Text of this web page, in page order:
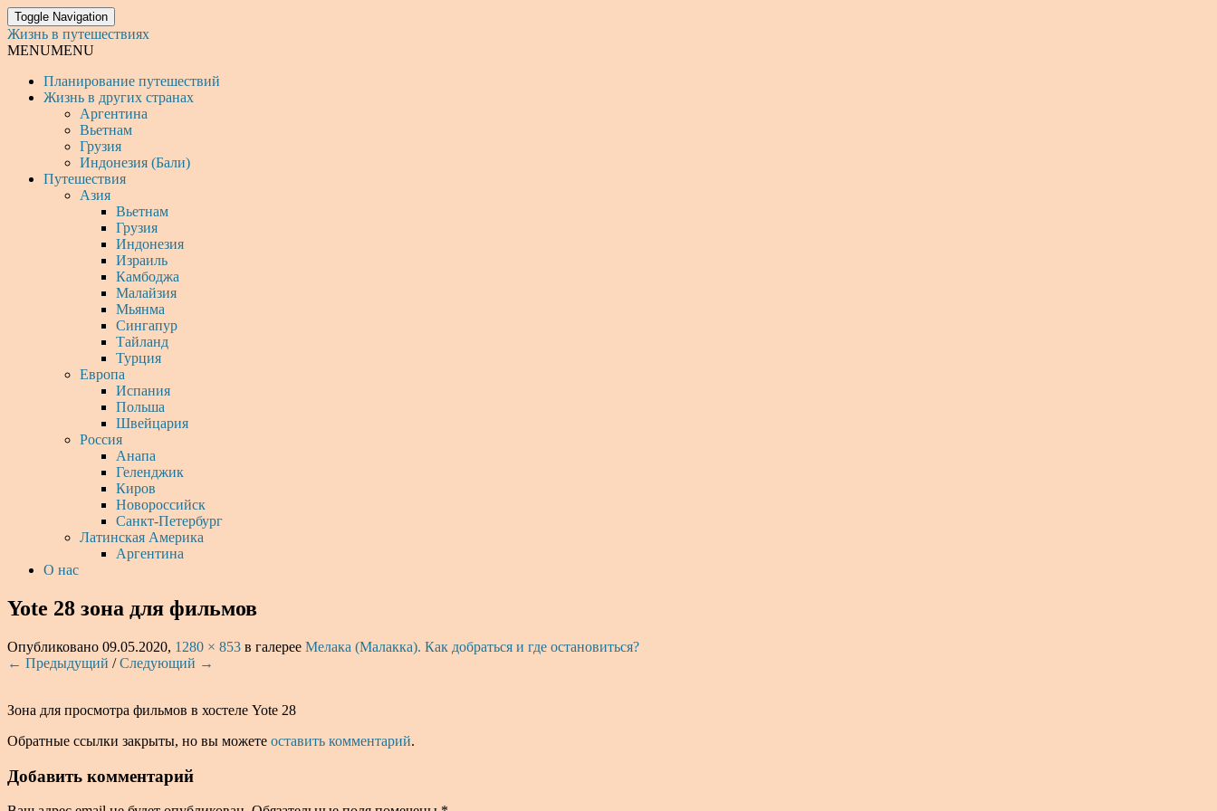
Toggle Navigation
Жизнь в путешествиях
MENUMENU
Планирование путешествий
Жизнь в других странах
Аргентина
Вьетнам
Грузия
Индонезия (Бали)
Путешествия
Азия
Вьетнам
Грузия
Индонезия
Израиль
Камбоджа
Малайзия
Мьянма
Сингапур
Тайланд
Турция
Европа
Испания
Польша
Швейцария
Россия
Анапа
Геленджик
Киров
Новороссийск
Санкт-Петербург
Латинская Америка
Аргентина
О нас
Yote 28 зона для фильмов
Опубликовано 09.05.2020, 1280 × 853 в галерее Мелака (Малакка). Как добраться и где остановиться?
← Предыдущий /Следующий →
Зона для просмотра фильмов в хостеле Yote 28
Обратные ссылки закрыты, но вы можете оставить комментарий.
Добавить комментарий